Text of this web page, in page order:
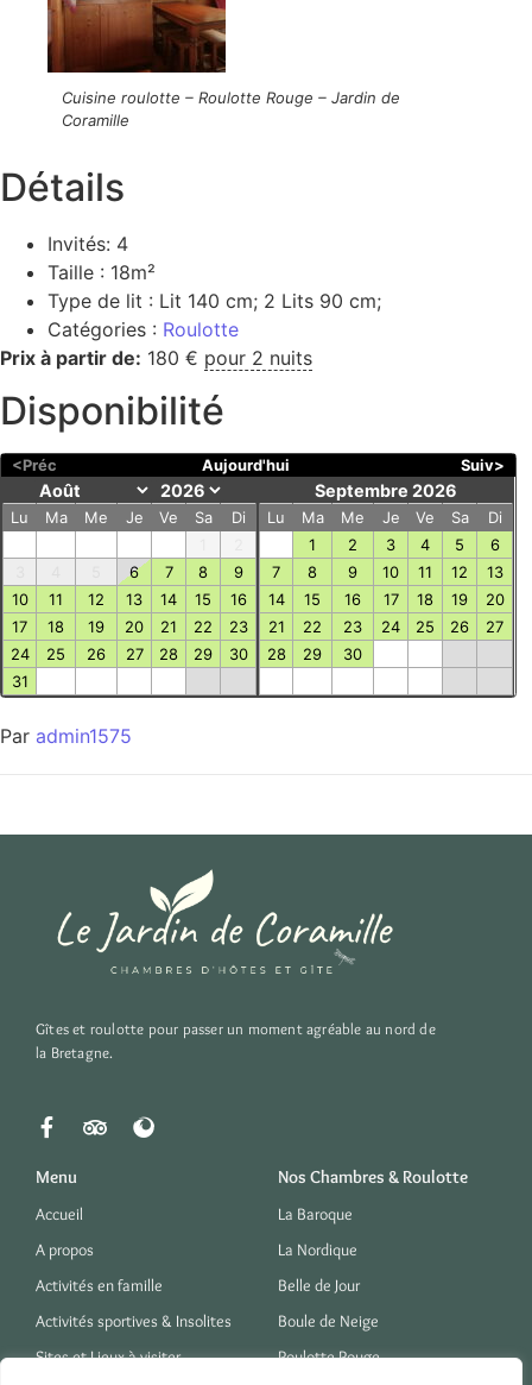
Cuisine roulotte – Roulotte Rouge – Jardin de
Coramille
Détails
Invités: 4
Taille : 18m²
Type de lit : Lit 140 cm; 2 Lits 90 cm;
Catégories : Roulotte
Prix à partir de: 180 € pour 2 nuits
Disponibilité
<Préc Aujourd'hui Suiv>
Lu Ma Me Je Ve Sa
Di
6 7 8
9
10
11 12 13 14 15
16
17
18 19 20 21 22
23
24
25 26 27 28 29
30
31
Septembre 2026
Lu Ma Me Je Ve Sa
Di
1
2 3 4 5
6
7
8 9 10 11 12
13
14
15 16 17 18 19
20
21
22 23 24 25 26
27
28
29 30
Par admin1575
Gîtes et roulotte pour passer un moment agréable au nord de
la Bretagne.
Menu
Accueil
A propos
Activités en famille
Activités sportives & Insolites
Sites et Lieux à visiter
Nos Chambres & Roulotte
La Baroque
La Nordique
Belle de Jour
Boule de Neige
Roulotte Rouge